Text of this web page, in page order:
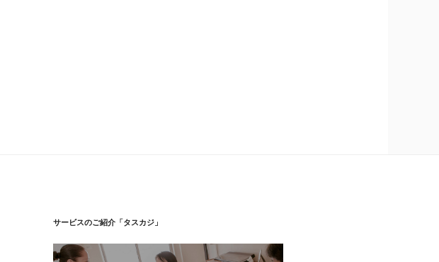
サービスのご紹介「タスカジ」